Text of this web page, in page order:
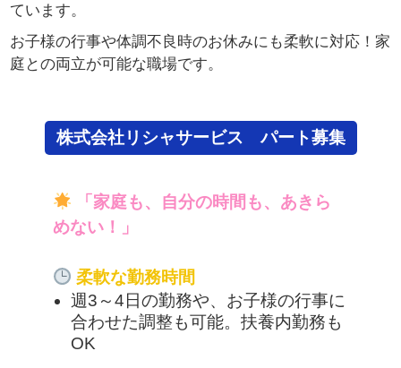
ています。
お子様の行事や体調不良時のお休みにも柔軟に対応！家
庭との両立が可能な職場です。
株式会社リシャサービス パート募集
「家庭も、自分の時間も、あきら
めない！」
柔軟な勤務時間
週3～4日の勤務や、お子様の行事に
合わせた調整も可能。扶養内勤務も
OK